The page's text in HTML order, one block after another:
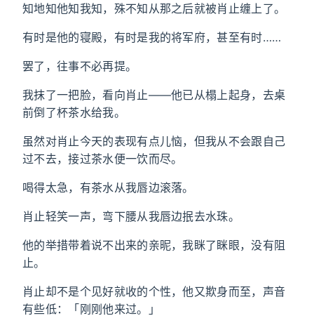
知地知他知我知，殊不知从那之后就被肖止缠上了。
有时是他的寝殿，有时是我的将军府，甚至有时……
罢了，往事不必再提。
我抹了一把脸，看向肖止——他已从榻上起身，去桌
前倒了杯茶水给我。
虽然对肖止今天的表现有点儿恼，但我从不会跟自己
过不去，接过茶水便一饮而尽。
喝得太急，有茶水从我唇边滚落。
肖止轻笑一声，弯下腰从我唇边抿去水珠。
他的举措带着说不出来的亲昵，我眯了眯眼，没有阻
止。
肖止却不是个见好就收的个性，他又欺身而至，声音
有些低：「刚刚他来过。」